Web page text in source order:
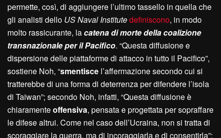
permette, così, di aggiungere l’ultimo tassello in quella che
gli analisti dello US Naval Institutedefiniscono, in modo
molto rassicurante, lacatena di morte della coalizione
transnazionale per il Pacifico. “Questa diffusione e
dispersione delle piattaforme di attacco in tutto il Pacifico”,
sostiene Noh, “smentisce l’affermazione secondo cui si
tratterebbe di una forma di deterrenza per difendere l’isola
di Taiwan”; secondo Noh, infatti, “Questa diffusione è
chiaramenteoffensiva, pensata e progettata per sopraffare
le difese altrui. Come nel caso dell’Ucraina, non si tratta di
scoraggiare la guerra, ma di incoraggiarla e di consentirla”: